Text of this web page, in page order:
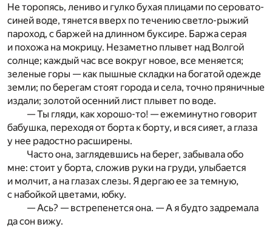
Не торопясь, лениво и гулко бухая плицами по серовато-
синей воде, тянется вверх по течению светло-рыжий
пароход, с баржей на длинном буксире. Баржа серая
и похожа на мокрицу. Незаметно плывет над Волгой
солнце; каждый час все вокруг новое, все меняется;
зеленые горы — как пышные складки на богатой одежде
земли; по берегам стоят города и села, точно пряничные
издали; золотой осенний лист плывет по воде.
— Ты гляди, как хорошо-то! — ежеминутно говорит
бабушка, переходя от борта к борту, и вся сияет, а глаза
у нее радостно расширены.
Часто она, заглядевшись на берег, забывала обо
мне: стоит у борта, сложив руки на груди, улыбается
и молчит, а на глазах слезы. Я дергаю ее за темную,
с набойкой цветами, юбку.
— Ась? — встрепенется она. — А я будто задремала
да сон вижу.